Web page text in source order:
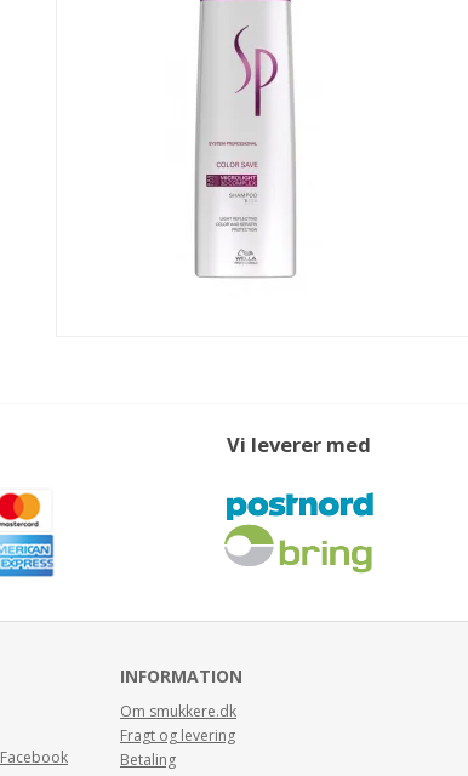
Vi leverer med
Facebook
INFORMATION
Om smukkere.dk
Fragt og levering
Betaling